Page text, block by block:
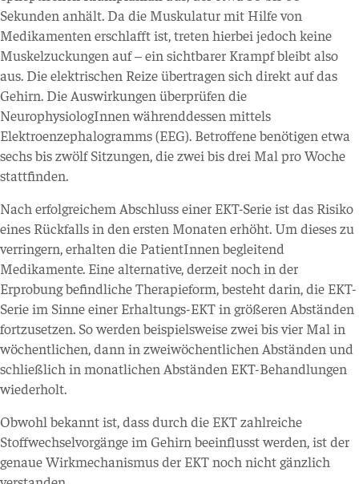
Sekunden anhält. Da die Muskulatur mit Hilfe von
Medikamenten erschlafft ist, treten hierbei jedoch keine
Muskelzuckungen auf – ein sichtbarer Krampf bleibt also
aus. Die elektrischen Reize übertragen sich direkt auf das
Gehirn. Die Auswirkungen überprüfen die
NeurophysiologInnen währenddessen mittels
Elektroenzephalogramms (EEG). Betroffene benötigen etwa
sechs bis zwölf Sitzungen, die zwei bis drei Mal pro Woche
stattfinden.
Nach erfolgreichem Abschluss einer EKT-Serie ist das Risiko
eines Rückfalls in den ersten Monaten erhöht. Um dieses zu
verringern, erhalten die PatientInnen begleitend
Medikamente. Eine alternative, derzeit noch in der
Erprobung befindliche Therapieform, besteht darin, die EKT-
Serie im Sinne einer Erhaltungs-EKT in größeren Abständen
fortzusetzen. So werden beispielsweise zwei bis vier Mal in
wöchentlichen, dann in zweiwöchentlichen Abständen und
schließlich in monatlichen Abständen EKT-Behandlungen
wiederholt.
Obwohl bekannt ist, dass durch die EKT zahlreiche
Stoffwechselvorgänge im Gehirn beeinflusst werden, ist der
genaue Wirkmechanismus der EKT noch nicht gänzlich